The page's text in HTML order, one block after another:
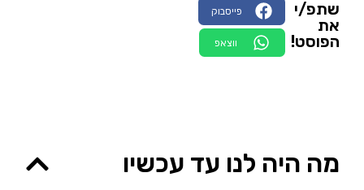
שתפ/י
את
הפוסט!
פייסבוק
ווצאפ
מה היה לנו עד עכשיו